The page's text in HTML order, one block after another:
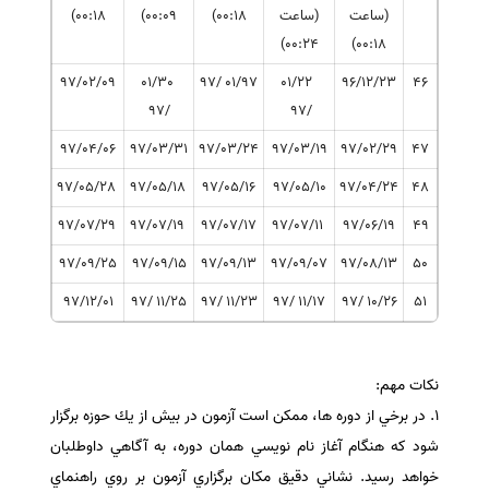
(ساعت
(ساعت
46 ٩٦/١٢/٢٣
22/٠١
/97
٩٧/01 /97
30/٠١
/97
٩٧/٠٢/٠٩
47 ٩٧/٠٢/٢٩ ٩٧/٠٣/١٩ ٩٧/٠٣/٢٤ ٩٧/٠٣/٣١
٩٧/٠٤/٠٦
48
٩٧/٠٤/٢٤ ٩٧/٠٥/١٠ ٩٧/٠٥/١٦
49
٩٧/٠٦/١٩ ٩٧/٠٧/١٧
50
٩٧/٠٨/١٣ ٩٧/٠٩/٠٧ ٩٧/٠٩/١٣ ٩٧/٠٩/١٥
٩٧/٠٩/٢٥
51
26/١٠ /97 17/١١ /97 23/١١ /97 25/١١ /97 ٩٧/١٢/٠١
نكات مهم:
١. در برخي از دوره ها، ممكن است آزمون در بيش از يك حوزه برگزار
شود كه هنگام آغاز نام نويسي همان دوره، به آگاهي داوطلبان
خواهد رسيد. نشاني دقيق مكان برگزاري آزمون بر روي راهنماي